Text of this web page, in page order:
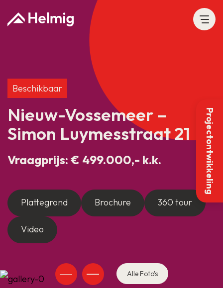
Beschikbaar
Nieuw-Vossemeer –
Simon Luymesstraat 21
Vraagprijs: € 499.000,- k.k.
Plattegrond Brochure 360 tour
Video
Alle Foto's
Projectontwikkeling